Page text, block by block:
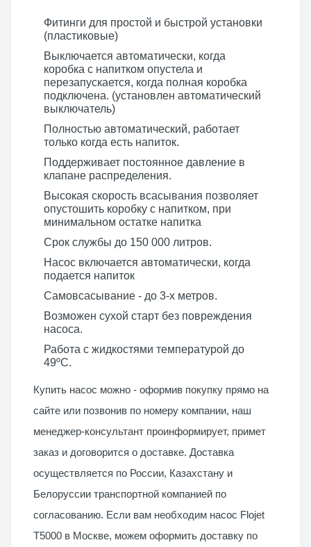
Фитинги для простой и быстрой установки
(пластиковые)
Выключается автоматически, когда
коробка с напитком опустела и
перезапускается, когда полная коробка
подключена. (установлен автоматический
выключатель)
Полностью автоматический, работает
только когда есть напиток.
Поддерживает постоянное давление в
клапане распределения.
Высокая скорость всасывания позволяет
опустошить коробку с напитком, при
минимальном остатке напитка
Срок службы до 150 000 литров.
Насос включается автоматически, когда
подается напиток
Самовсасывание - до 3-х метров.
Возможен сухой старт без повреждения
насоса.
Работа с жидкостями температурой до
49ºC.
Купить насос можно - оформив покупку прямо на
сайте или позвонив по номеру компании, наш
менеджер-консультант проинформирует, примет
заказ и договорится о доставке. Доставка
осуществляется по России, Казахстану и
Белоруссии транспортной компанией по
согласованию. Если вам необходим насос Flojet
T5000 в Москве, можем оформить доставку по